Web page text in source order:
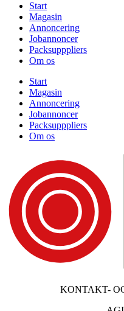
Start
Magasin
Annoncering
Jobannoncer
Packsupppliers
Om os
Start
Magasin
Annoncering
Jobannoncer
Packsupppliers
Om os
KONTAKT-